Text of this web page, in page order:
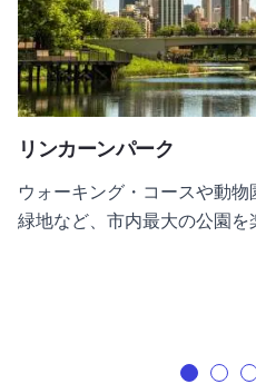
リンカーンパーク
ウォーキング・コースや動
緑地など、市内最大の公園を